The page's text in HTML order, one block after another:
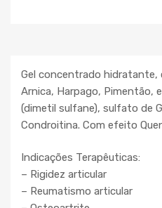
Gel concentrado
Arnica, Harpago, Pimentão,
(dimetil sulfane), sulfato de
Condroitina. Com efeito
Indicações Terapêuticas:
– Rigidez articular
– Reumatismo articular